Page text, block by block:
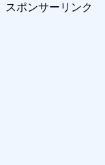
スポンサーリンク